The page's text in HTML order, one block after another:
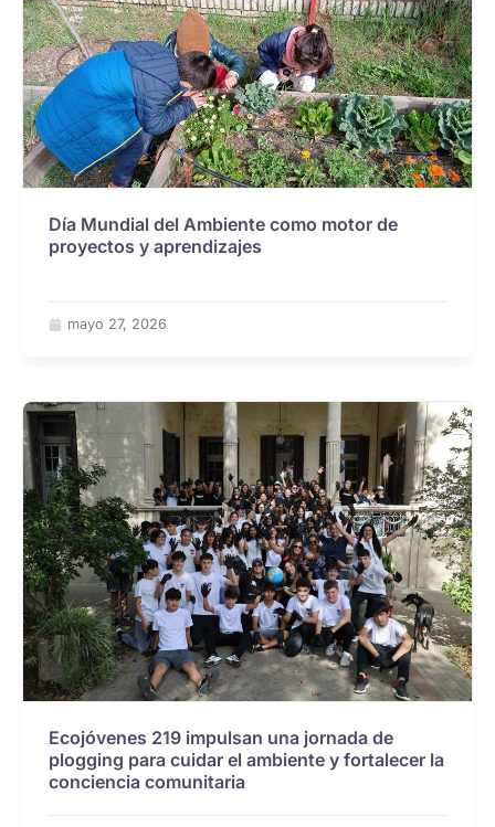
Día Mundial del Ambiente como motor de
proyectos y aprendizajes
mayo 27, 2026
Ecojóvenes 219 impulsan una jornada de
plogging para cuidar el ambiente y fortalecer la
conciencia comunitaria